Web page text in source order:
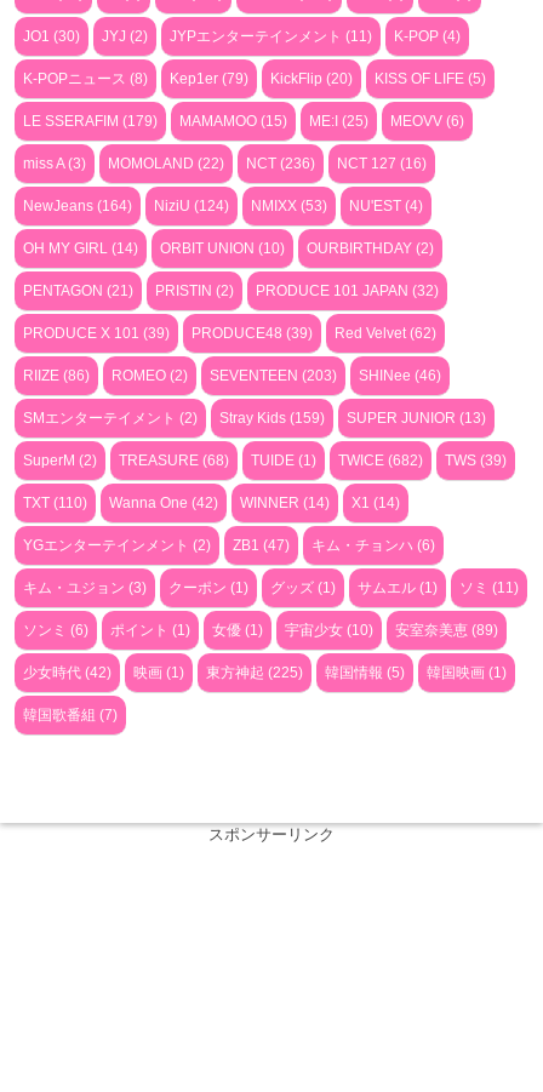
JO1 (30) JYJ (2) JYPエンターテインメント (11) K-POP (4)
K-POPニュース (8) Kep1er (79) KickFlip (20) KISS OF LIFE (5)
LE SSERAFIM (179) MAMAMOO (15) ME:I (25) MEOVV (6)
miss A (3) MOMOLAND (22) NCT (236) NCT 127 (16)
NewJeans (164) NiziU (124) NMIXX (53) NU'EST (4)
OH MY GIRL (14) ORBIT UNION (10) OURBIRTHDAY (2)
PENTAGON (21) PRISTIN (2) PRODUCE 101 JAPAN (32)
PRODUCE X 101 (39) PRODUCE48 (39) Red Velvet (62)
RIIZE (86) ROMEO (2) SEVENTEEN (203) SHINee (46)
SMエンターテイメント (2) Stray Kids (159) SUPER JUNIOR (13)
SuperM (2) TREASURE (68) TUIDE (1) TWICE (682) TWS (39)
TXT (110) Wanna One (42) WINNER (14) X1 (14)
YGエンターテインメント (2) ZB1 (47) キム・チョンハ (6)
キム・ユジョン (3) クーポン (1) グッズ (1) サムエル (1) ソミ (11)
ソンミ (6) ポイント (1) 女優 (1) 宇宙少女 (10) 安室奈美恵 (89)
少女時代 (42) 映画 (1) 東方神起 (225) 韓国情報 (5) 韓国映画 (1)
韓国歌番組 (7)
スポンサーリンク